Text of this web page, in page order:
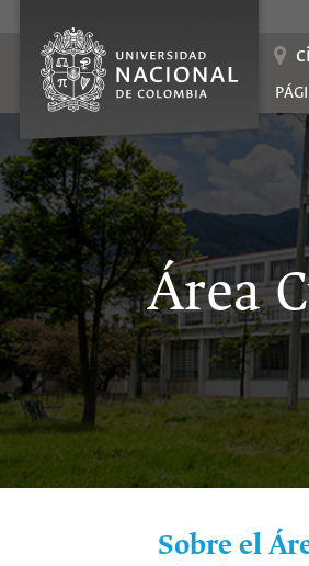
contenido
Área
Sobre el